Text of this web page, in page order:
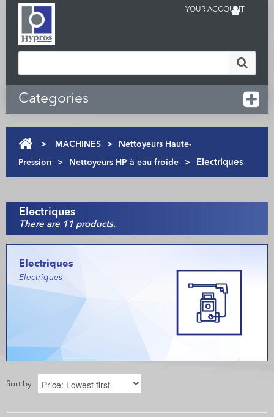
YOUR ACCOUNT
Categories
> MACHINES > Nettoyeurs Haute-
Pression > Nettoyeurs HP à eau froide > Electriques
Electriques
There are 11 products.
Electriques
Electriques
Sort by